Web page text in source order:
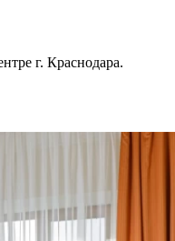
г. Краснодара.